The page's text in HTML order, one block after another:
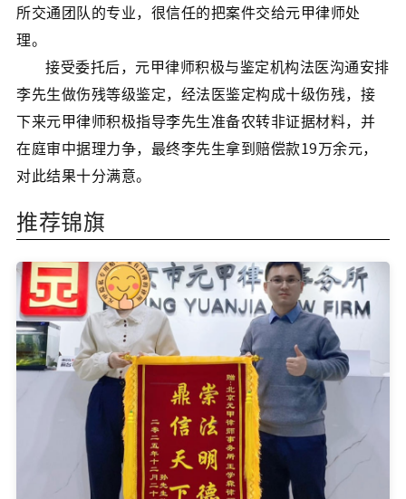
所交通团队的专业，很信任的把案件交给元甲律师处
理。
接受委托后，元甲律师积极与鉴定机构法医沟通安排
李先生做伤残等级鉴定，经法医鉴定构成十级伤残，接
下来元甲律师积极指导李先生准备农转非证据材料，并
在庭审中据理力争，最终李先生拿到赔偿款19万余元，
对此结果十分满意。
推荐锦旗